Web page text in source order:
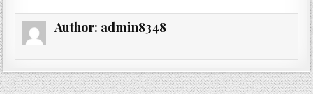
Author: admin8348